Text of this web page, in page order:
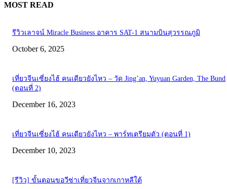
MOST READ
รีวิวเลาจน์ Miracle Business อาคาร SAT-1 สนามบินสุวรรณภูมิ
October 6, 2025
เที่ยวจีนเซี่ยงไฮ้ คนเดียวยังไหว – วัด Jing’an, Yuyuan Garden, The Bund
(ตอนที่ 2)
December 16, 2023
เที่ยวจีนเซี่ยงไฮ้ คนเดียวยังไหว – พาร์ทเตรียมตัว (ตอนที่ 1)
December 10, 2023
[รีวิว] ขั้นตอนขอวีซ่าเที่ยวจีนจากเกาหลีใต้